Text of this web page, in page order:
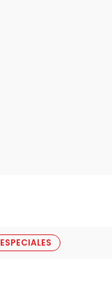
ESPECIALES